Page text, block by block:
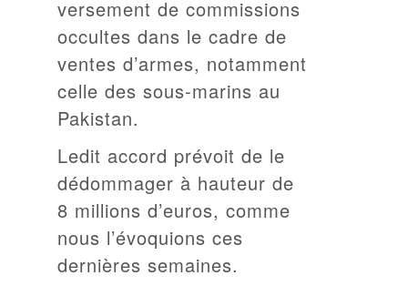
versement de commissions
occultes dans le cadre de
ventes d’armes, notamment
celle des sous-marins au
Pakistan.
Ledit accord prévoit de le
dédommager à hauteur de
8 millions d’euros, comme
nous l’évoquions ces
dernières semaines.